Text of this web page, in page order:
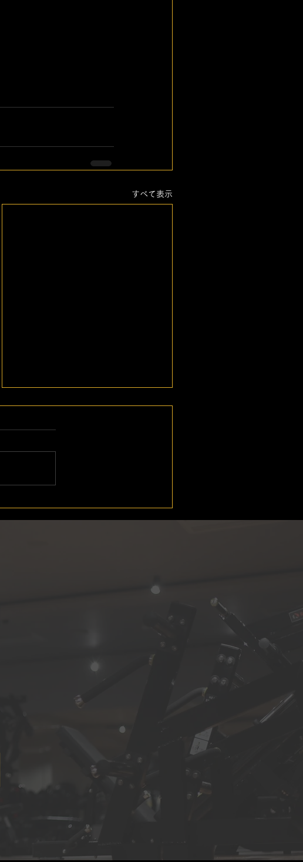
すべて表示
【期間限定】入会キャンペー
ンのご案内